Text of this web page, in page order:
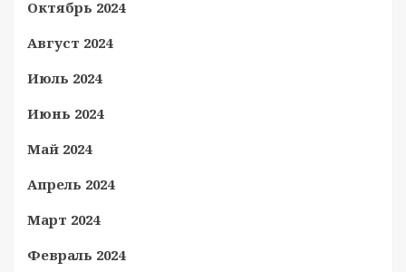
Октябрь 2024
Август 2024
Июль 2024
Июнь 2024
Май 2024
Апрель 2024
Март 2024
Февраль 2024